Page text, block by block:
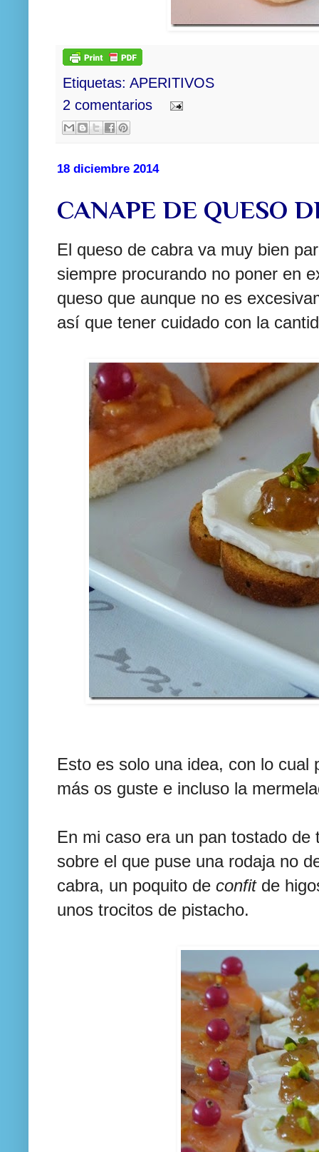
Etiquetas: APERITIVOS
2 comentarios
18 diciembre 2014
CANAPE DE QUESO
El queso de cabra va muy bien
siempre procurando no poner en
queso que aunque no es
así que tener cuidado con la
Esto es solo una idea, con lo cual
más os guste e incluso la
En mi caso era un pan tostado
sobre el que puse una rodaja no
cabra, un poquito de confitde
unos trocitos de pistacho.